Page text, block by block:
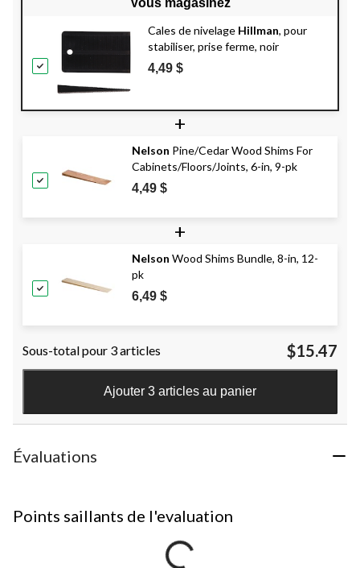
Vous magasinez
Cales de nivelage Hillman, pour
stabiliser, prise ferme, noir
4,49 $
+
Nelson Pine/Cedar Wood Shims For
Cabinets/Floors/Joints, 6-in, 9-pk
4,49 $
+
Nelson Wood Shims Bundle, 8-in, 12-
pk
6,49 $
Sous-total pour 3 articles $15.47
Ajouter 3 articles au panier
Évaluations
Points saillants de l'evaluation